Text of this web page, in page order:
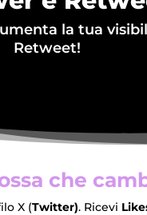
la tua
Retweet!
che
X (Twitter). Ricevi